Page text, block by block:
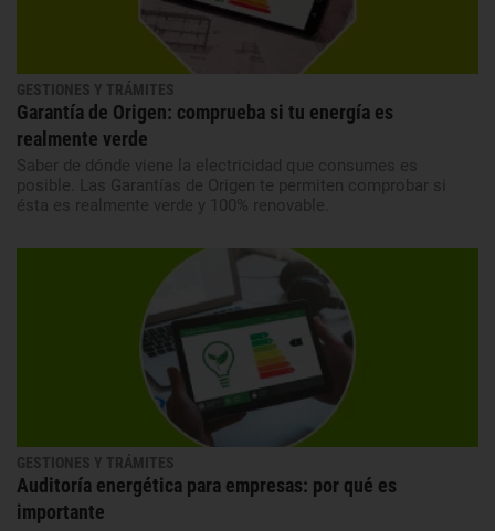
GESTIONES Y TRÁMITES
Garantía de Origen: comprueba si tu energía es
realmente verde
Saber de dónde viene la electricidad que consumes es
posible. Las Garantías de Origen te permiten comprobar si
ésta es realmente verde y 100% renovable.
GESTIONES Y TRÁMITES
Auditoría energética para empresas: por qué es
importante